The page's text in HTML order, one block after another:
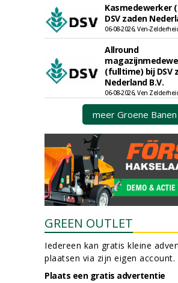
Kasmedewerker
DSV zaden
06-08-2026, Ven-
Allround
(fulltime) bij DSV
Nederland B.V.
06-08-2026, Ven
meer Groene Banen
GREEN OUTLET
Iedereen kan gratis kleine
plaatsen via zijn eigen account.
Plaats een gratis advertentie